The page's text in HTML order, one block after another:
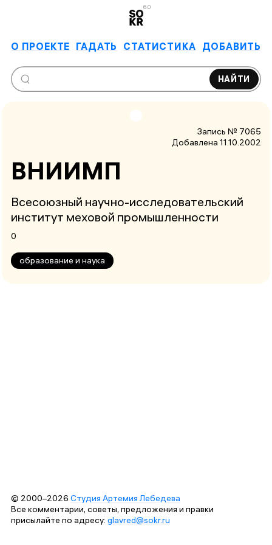
6.0
О ПРОЕКТЕ ГАДАТЬ СТАТИСТИКА ДОБАВИТЬ
НАЙТИ
Запись № 7065
Добавлена 11.10.2002
ВНИИМП
Всесоюзный научно-исследовательский
институт меховой промышленности
0
образование и наука
© 2000–2026 Студия Артемия Лебедева
Все комментарии, советы, предложения и правки
присылайте по адресу: glavred@sokr.ru